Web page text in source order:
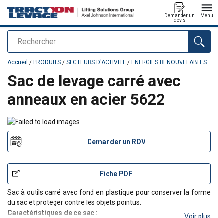
Rechercher
Demander un
devis
Menu
Ajouté au panier
Accueil / PRODUITS / SECTEURS D'ACTIVITE / ENERGIES RENOUVELABLES
Sac de levage carré avec
anneaux en acier 5622
Demander un RDV
Fiche PDF
Sac à outils carré avec fond en plastique pour conserver la forme
du sac et protéger contre les objets pointus.
Caractéristiques de ce sac :
Voir plus